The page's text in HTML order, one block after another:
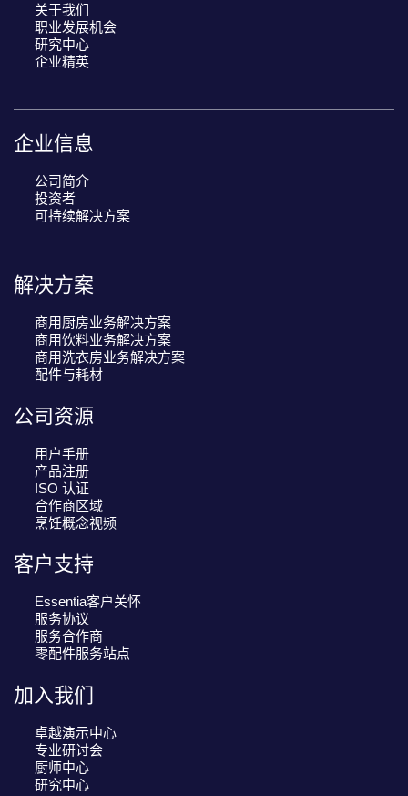
关于我们
职业发展机会
研究中心
企业精英
企业信息
公司简介
投资者
可持续解决方案
解决方案
商用厨房业务解决方案
商用饮料业务解决方案
商用洗衣房业务解决方案
配件与耗材
公司资源
用户手册
产品注册
ISO 认证
合作商区域
烹饪概念视频
客户支持
Essentia客户关怀
服务协议
服务合作商
零配件服务站点
加入我们
卓越演示中心
专业研讨会
厨师中心
研究中心